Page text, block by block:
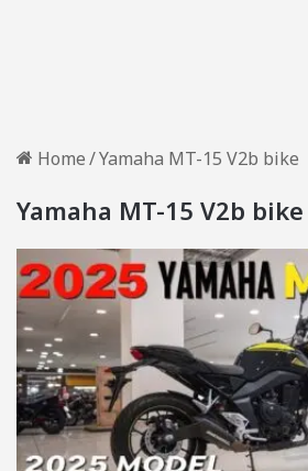
Home/Yamaha MT-15 V2b bike
Yamaha MT-15 V2b bike